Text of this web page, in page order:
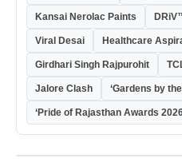
Kansai Nerolac Paints
Viral Desai Healthcare
Girdhari Singh Rajpurohit
Jalore Clash ‘Gardens by
‘Pride of Rajasthan Awards